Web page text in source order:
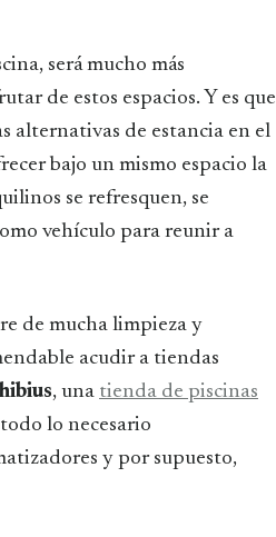
será mucho más
de estos espacios. Y es que
alternativas de estancia en el
bajo un mismo espacio la
se refresquen, se
vehículo para reunir a
de mucha limpieza y
acudir a tiendas
, una tienda de piscinas
lo necesario
y por supuesto,